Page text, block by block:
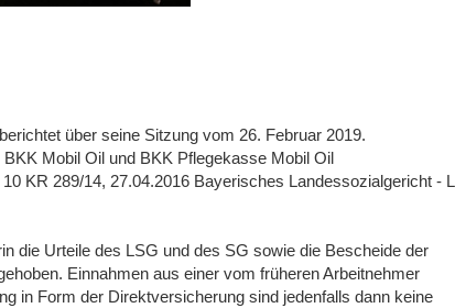
über seine Sitzung vom 26. Februar 2019.
Mobil Oil und BKK Pflegekasse Mobil Oil
KR 289/14, 27.04.2016 Bayerisches Landessozialgericht - L
die Urteile des LSG und des SG sowie die Bescheide der
Einnahmen aus einer vom früheren Arbeitnehmer
in Form der Direktversicherung sind jedenfalls dann keine